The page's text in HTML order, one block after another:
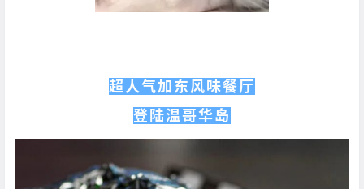
超人气加东风味餐厅
登陆温哥华岛